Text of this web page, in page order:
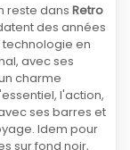
reste dans Retro
des années
technologie en
avec ses
charme
l'action,
ses barres et
Idem pour
sur fond noir,